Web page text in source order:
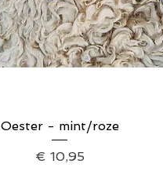
Snel overzicht
Oester - mint/roze
Prijs
€ 10,95